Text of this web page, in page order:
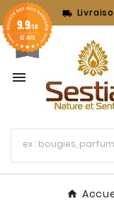


9.9/10
62 AVIS